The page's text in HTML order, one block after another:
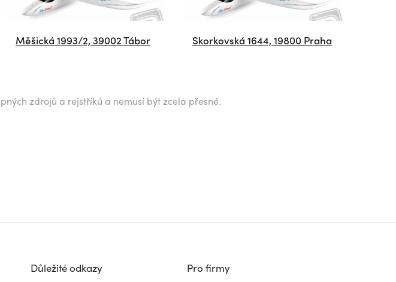
Měšická 1993/2, 39002 Tábor Skorkovská 1644, 19800 Praha
zdrojů a rejstříků a nemusí být zcela přesné.
Důležité odkazy Pro firmy